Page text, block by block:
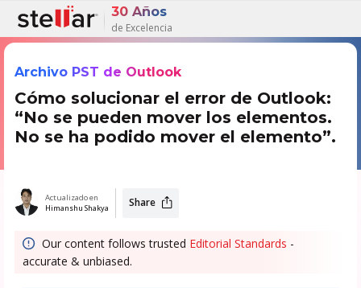
30 Años
de Excelencia
Archivo PST de Outlook
Cómo solucionar el error de Outlook:
“No se pueden mover los elementos.
No se ha podido mover el elemento”.
Actualizado en
Himanshu Shakya Share
Our content follows trusted Editorial Standards -
accurate & unbiased.